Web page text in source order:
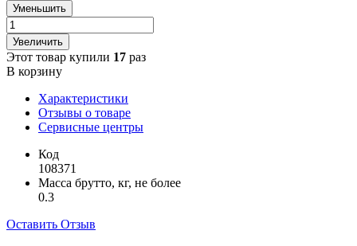
Уменьшить
Увеличить
Этот товар купили 17 раз
В корзину
Характеристики
Отзывы о товаре
Сервисные центры
Код
108371
Масса брутто, кг, не более
0.3
Оставить Отзыв